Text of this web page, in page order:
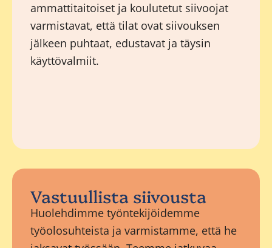
ammattitaitoiset ja koulutetut siivoojat
varmistavat, että tilat ovat siivouksen
jälkeen puhtaat, edustavat ja täysin
käyttövalmiit.
Vastuullista siivousta
Huolehdimme työntekijöidemme
työolosuhteista ja varmistamme, että he